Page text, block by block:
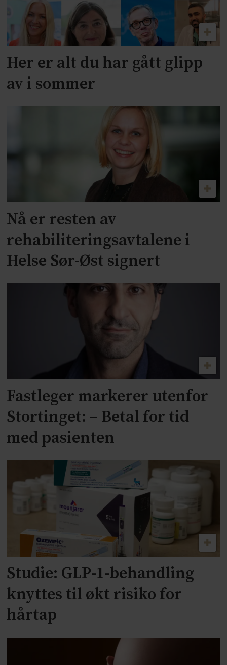
Her er alt du har gått glipp
av i sommer
Nå er resten av
rehabiliteringsavtalene i
Helse Sør-Øst signert
Fastleger markerer utenfor
Stortinget: – Betal for tid
med pasienten
Studie: GLP-1-behandling
knyttes til økt risiko for
hårtap